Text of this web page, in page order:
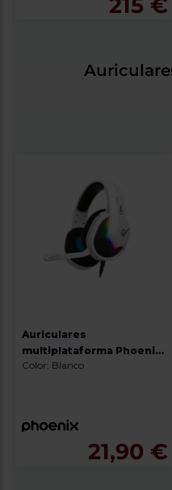
Auriculares
multiplataforma Phoenix
Technologies X-IO
Color: Blanco
21,90 €